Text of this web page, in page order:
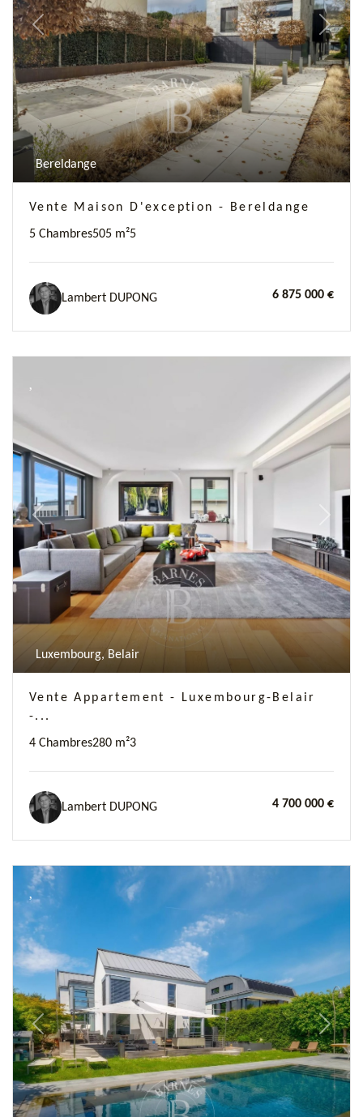
Previous Next
Bereldange
Vente Maison D'exception - Bereldange
5 Chambres505 m²5
Lambert DUPONG 6 875 000 €
Previous Next
Luxembourg, Belair
Vente Appartement - Luxembourg-Belair
-...
4 Chambres280 m²3
Lambert DUPONG 4 700 000 €
Previous Next